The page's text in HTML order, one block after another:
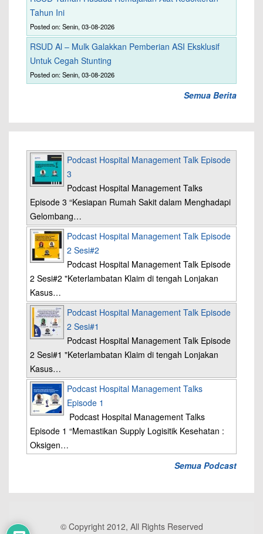
Tahun Ini
Posted on: Senin, 03-08-2026
RSUD Al – Mulk Galakkan Pemberian ASI Eksklusif
Untuk Cegah Stunting
Posted on: Senin, 03-08-2026
Semua Berita
Podcast Hospital Management Talk Episode
3
Podcast Hospital Management Talks
Episode 3 “Kesiapan Rumah Sakit dalam Menghadapi
Gelombang…
Podcast Hospital Management Talk Episode
2 Sesi#2
Podcast Hospital Management Talk Episode
2 Sesi#2 "Keterlambatan Klaim di tengah Lonjakan
Kasus…
Podcast Hospital Management Talk Episode
2 Sesi#1
Podcast Hospital Management Talk Episode
2 Sesi#1 "Keterlambatan Klaim di tengah Lonjakan
Kasus…
Podcast Hospital Management Talks
Episode 1
Podcast Hospital Management Talks
Episode 1 “Memastikan Supply Logisitik Kesehatan :
Oksigen…
Semua Podcast
© Copyright 2012, All Rights Reserved